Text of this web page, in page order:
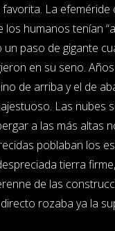
La
humanos tenían
paso de gigante
en su seno.
de arriba y el de
Las nubes
a las más altas
poblaban los
tierra
de las
rozaba ya la